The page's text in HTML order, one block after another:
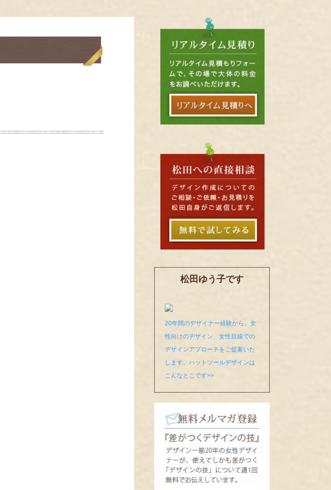
松田ゆう子です
20年間のデザイナー経験から、女
性向けのデザイン、女性目線での
デザインアプローチをご提案いた
します。 ハットツールデザインは
こんなとこです>>